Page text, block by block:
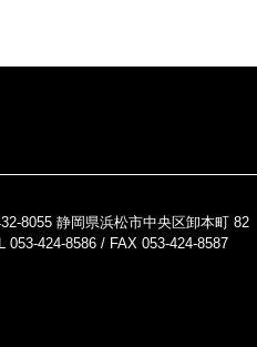
8055 静岡県浜松市中央区卸本町 82
053-424-8586 / FAX 053-424-8587